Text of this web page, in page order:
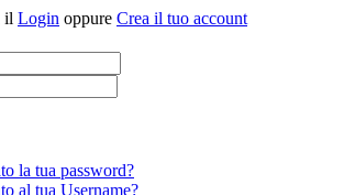
il Login oppure Crea il tuo account
la tua password?
al tua Username?